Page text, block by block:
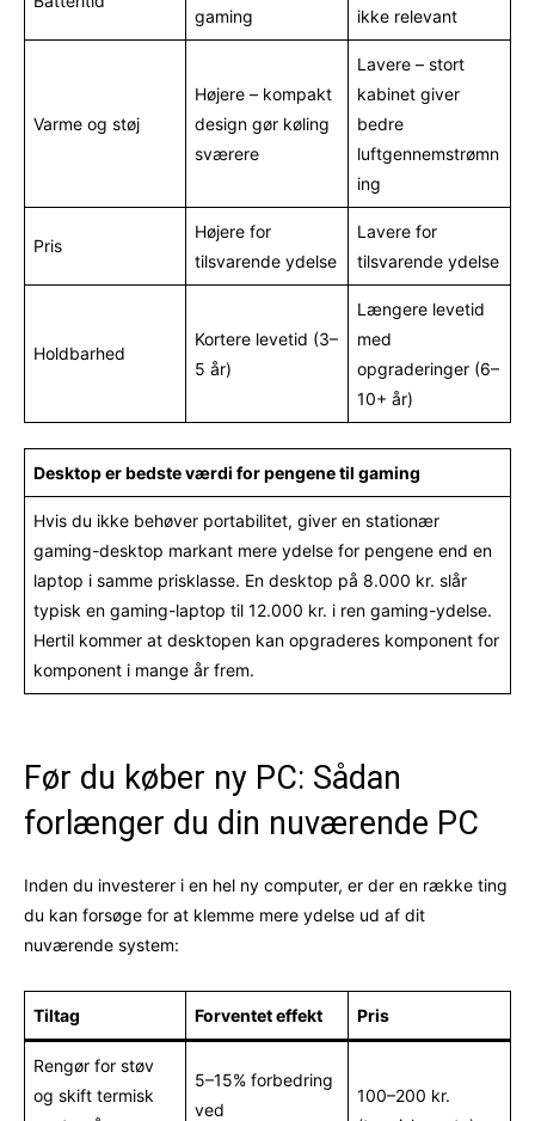
gaming
ikke relevant
Varme og støj
Højere – kompakt
design gør køling
sværere
Lavere – stort
kabinet giver
bedre
luftgennemstrømn
ing
Pris
Højere for
tilsvarende ydelse
Lavere for
tilsvarende ydelse
Holdbarhed
Kortere levetid (3–
5 år)
Længere levetid
med
opgraderinger (6–
10+ år)
Desktop er bedste værdi for pengene til gaming
Hvis du ikke behøver portabilitet, giver en stationær
gaming-desktop markant mere ydelse for pengene end en
laptop i samme prisklasse. En desktop på 8.000 kr. slår
typisk en gaming-laptop til 12.000 kr. i ren gaming-ydelse.
Hertil kommer at desktopen kan opgraderes komponent for
komponent i mange år frem.
Før du køber ny PC: Sådan
forlænger du din nuværende PC
Inden du investerer i en hel ny computer, er der en række ting
du kan forsøge for at klemme mere ydelse ud af dit
nuværende system:
Tiltag Forventet effekt Pris
Rengør for støv
og skift termisk
5–15% forbedring
ved
100–200 kr.